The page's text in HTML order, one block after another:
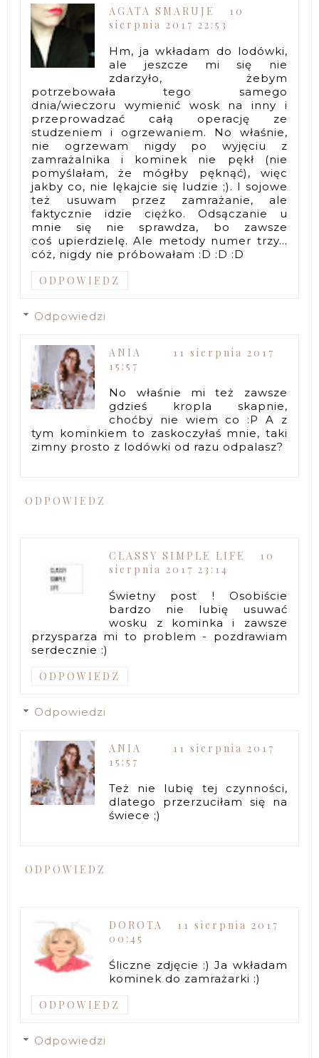
AGATA SMARUJE
10
sierpnia 2017 22:53
Hm, ja wkładam do lodówki,
ale jeszcze mi się nie
zdarzyło, żebym
potrzebowała tego samego
dnia/wieczoru wymienić wosk na inny i
przeprowadzać całą operację ze
studzeniem i ogrzewaniem. No właśnie,
nie ogrzewam nigdy po wyjęciu z
zamrażalnika i kominek nie pękł (nie
pomyślałam, że mógłby pęknąć), więc
jakby co, nie lękajcie się ludzie ;). I sojowe
też usuwam przez zamrażanie, ale
faktycznie idzie ciężko. Odsączanie u
mnie się nie sprawdza, bo zawsze
coś upierdzielę. Ale metody numer trzy...
cóż, nigdy nie próbowałam :D :D :D
ODPOWIEDZ
Odpowiedzi
ANIA
11 sierpnia 2017
15:57
No właśnie mi też zawsze
gdzieś kropla skapnie,
choćby nie wiem co :P A z
tym kominkiem to zaskoczyłaś mnie, taki
zimny prosto z lodówki od razu odpalasz?
ODPOWIEDZ
CLASSY SIMPLE LIFE
10
sierpnia 2017 23:14
Świetny post ! Osobiście
bardzo nie lubię usuwać
wosku z kominka i zawsze
przysparza mi to problem - pozdrawiam
serdecznie :)
ODPOWIEDZ
Odpowiedzi
ANIA
11 sierpnia 2017
15:57
Też nie lubię tej czynności,
dlatego przerzuciłam się na
świece ;)
ODPOWIEDZ
DOROTA
11 sierpnia 2017
00:45
Śliczne zdjęcie :) Ja wkładam
kominek do zamrażarki :)
ODPOWIEDZ
Odpowiedzi